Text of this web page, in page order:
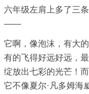
六年级左肩上多了三
——
它啊，像泡沫，有大
有的飞得好远好远，
绽放出七彩的光芒！
它不像夏尔·凡多姆海